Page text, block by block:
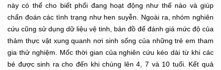
này có thể cho biết phổi đang hoạt động như thế nào và giúp
chẩn đoán các tình trạng như hen suyễn. Ngoài ra, nhóm nghiên
cứu cũng sử dụng dữ liệu vệ tinh, bản đồ để đánh giá mức độ của
thảm thực vật xung quanh nơi sinh sống của những trẻ em tham
gia thử nghiệm. Mốc thời gian của nghiên cứu kéo dài từ khi các
bé được sinh ra cho đến khi chúng lên 4, 7 và 10 tuổi. Kết quả